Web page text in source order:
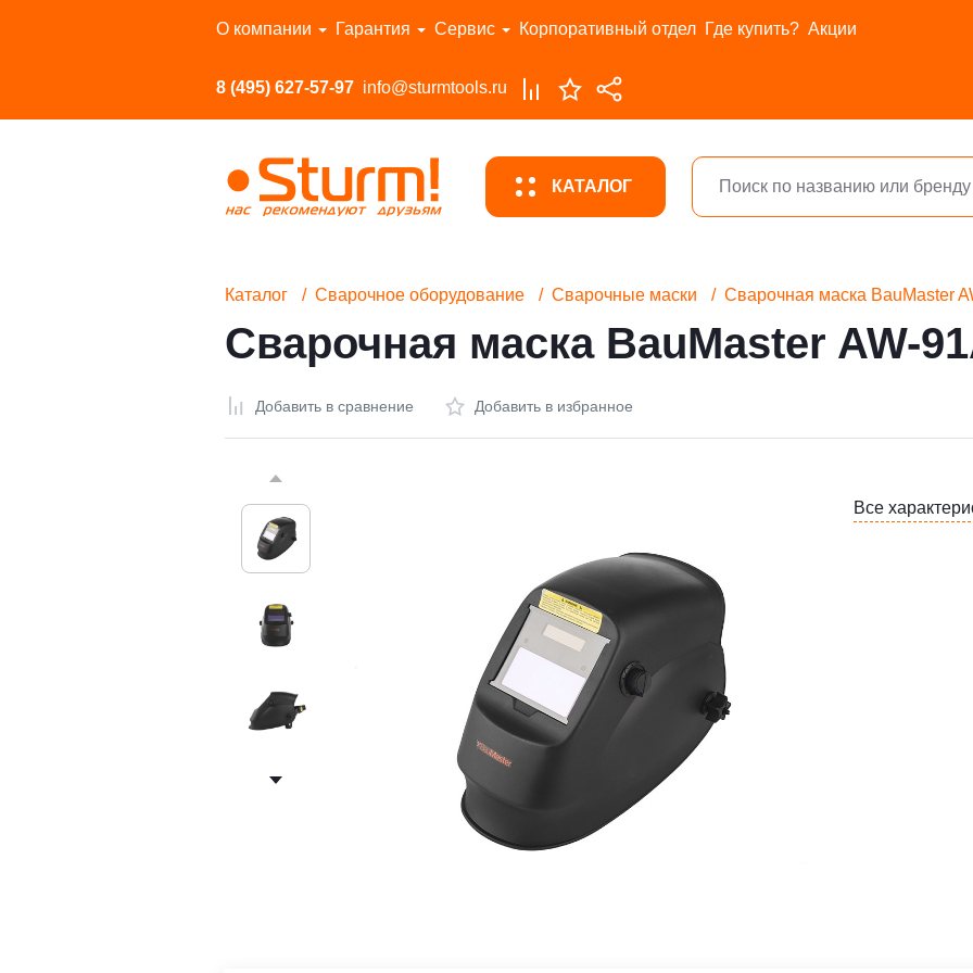
О компании Гарантия Сервис Корпоративный отдел Где купить? Акции
8 (495) 627-57-97 info@sturmtools.ru
КАТАЛОГ
Перейти в каталог
Каталог Сварочное оборудование Сварочные маски Сварочная маска BauMaster
Сварочная маска BauMaster AW-
Добавить в сравнение Добавить в избранное
Все